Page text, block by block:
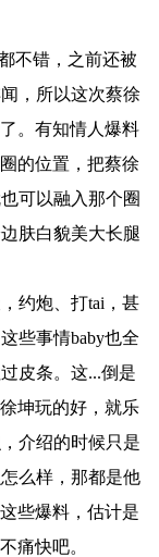
不错，之前还被
，所以这次蔡徐
。有知情人爆料
的位置，把蔡徐
可以融入那个圈
肤白貌美大长腿
约炮、打tai，甚
些事情baby也全
皮条。这...倒是
坤玩的好，就乐
介绍的时候只是
么样，那都是他
些爆料，估计是
痛快吧。